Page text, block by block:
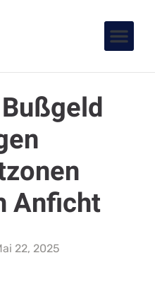
Anficht
22, 2025